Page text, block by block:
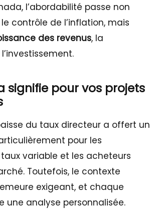
l’abordabilité passe non
contrôle de l’inflation, mais
des revenus, la
signifie pour vos projets
du taux directeur a offert un
pour les
variable et les acheteurs
Toutefois, le contexte
exigeant, et chaque
une analyse personnalisée.